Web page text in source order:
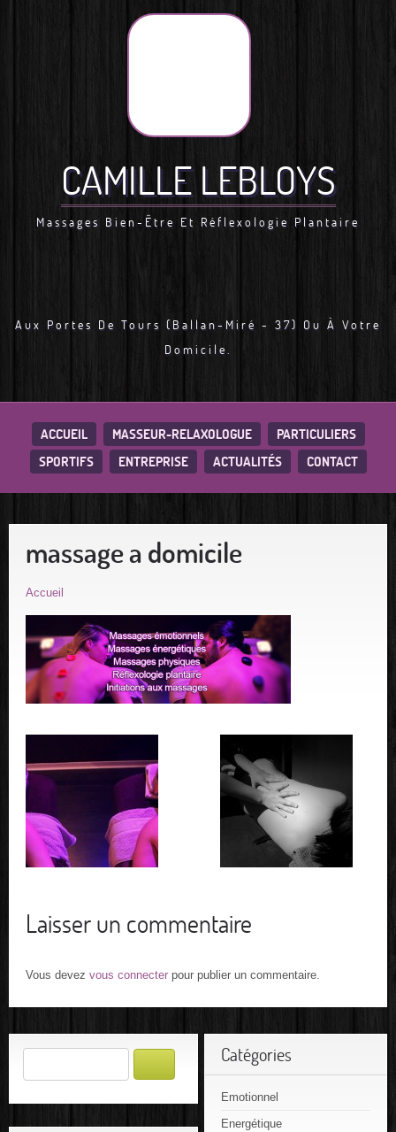
CAMILLE LEBLOYS
Massages Bien-Être Et Réflexologie Plantaire
Aux Portes De Tours (Ballan-Miré - 37) Ou À Votre
Domicile.
ACCUEIL MASSEUR-RELAXOLOGUE
PARTICULIERS
SPORTIFS
ENTREPRISE ACTUALITÉS CONTACT
massage a domicile
Accueil
Laisser un commentaire
Vous devez vous connecter pour publier un commentaire.
Catégories
Emotionnel
Energétique